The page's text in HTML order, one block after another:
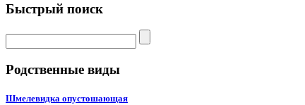
Быстрый поиск
Родственные виды
Шмелевидка опустошающая